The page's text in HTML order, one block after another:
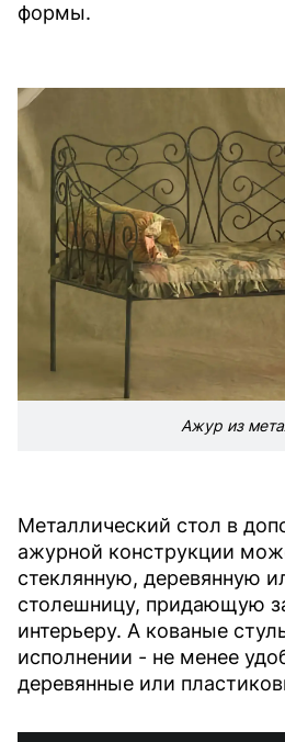
формы.
Ажур из
Металлический стол в
ажурной конструкции
стеклянную, деревянную
столешницу, придающую
интерьеру. А кованые
исполнении - не менее
деревянные или